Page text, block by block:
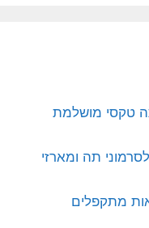
טקסי מושלמת
תה ומארזי
מתקפלים